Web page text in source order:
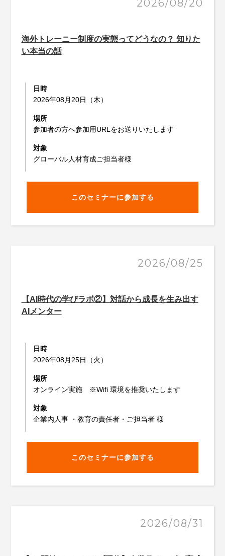
2026/08/20
海外トレーニー制度の実態ってどうなの？ 知りた
い本当の話
日時
2026年08月20日（木）
場所
参加者の方へ参加用URLをお送りいたします
対象
グローバル人材育成ご担当者様
このセミナーに参加する
2026/08/25
【AI時代の学びラボ②】対話から成長を生み出す
AIメンター
日時
2026年08月25日（火）
場所
オンライン実施 ※Wifi 環境を推奨いたします
対象
企業内人事 ・教育の責任者・ご担当者 様
このセミナーに参加する
2026/08/31